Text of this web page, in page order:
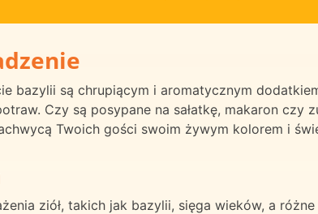
bazylii są chrupiącym i aromatycznym
Czy są posypane na sałatkę, makaron czy
Twoich gości swoim żywym kolorem i
ziół, takich jak bazylii, sięga wieków, a